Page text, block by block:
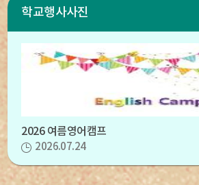
학교행사사진
2026 여름영어캠프
2026.07.24